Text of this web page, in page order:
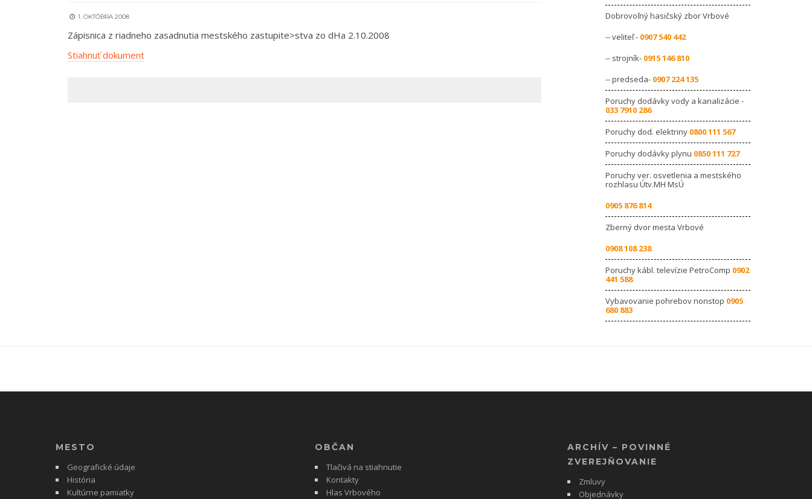
1. OKTÓBRA 2008
Zápisnica z riadneho zasadnutia mestského zastupite>stva zo dHa 2.10.2008
Stiahnuť dokument
Dobrovoľný hasičský zbor Vrbové
-- veliteľ - 0907 540 442
-- strojník- 0915 146 810
-- predseda- 0907 224 135
Poruchy dodávky vody a kanalizácie -
033 7910 286
Poruchy dod. elektriny 0800 111 567
Poruchy dodávky plynu 0850 111 727
Poruchy ver. osvetlenia a mestského
rozhlasu Útv.MH MsÚ
0905 876 814
Zberný dvor mesta Vrbové
0908 108 238
Poruchy kábl. televízie PetroComp 0902
441 588
Vybavovanie pohrebov nonstop 0905
680 883
MESTO
Geografické údaje
História
Kultúrne pamiatky
OBČAN
Tlačivá na stiahnutie
Kontakty
Hlas Vrbového
ARCHÍV – POVINNÉ
ZVEREJŇOVANIE
Zmluvy
Objednávky